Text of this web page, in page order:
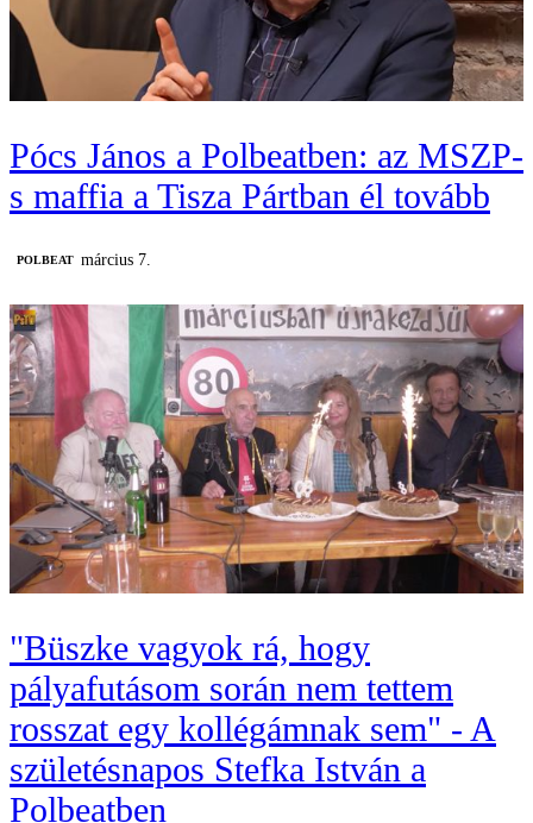
Pócs János a Polbeatben: az MSZP-
s maffia a Tisza Pártban él tovább
‎POLBEAT március 7.
"Büszke vagyok rá, hogy
pályafutásom során nem tettem
rosszat egy kollégámnak sem" - A
születésnapos Stefka István a
Polbeatben